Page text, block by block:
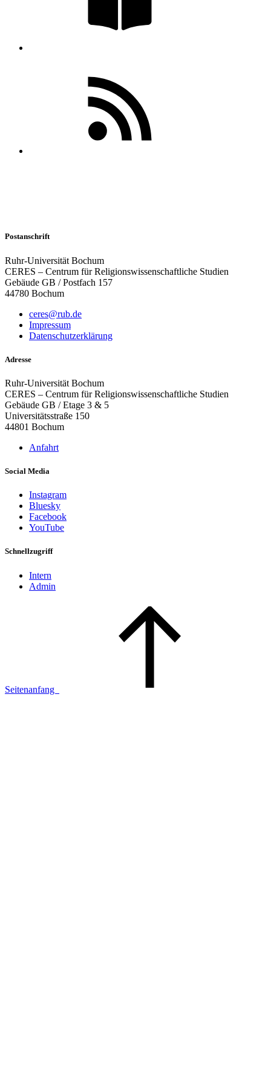
Postanschrift
Ruhr-Universität Bochum
CERES – Centrum für Religionswissenschaftliche Studien
Gebäude GB / Postfach 157
44780 Bochum
ceres@rub.de
Impressum
Datenschutzerklärung
Adresse
Ruhr-Universität Bochum
CERES – Centrum für Religionswissenschaftliche Studien
Gebäude GB / Etage 3 & 5
Universitätsstraße 150
44801 Bochum
Anfahrt
Social Media
Instagram
Bluesky
Facebook
YouTube
Schnellzugriff
Intern
Admin
Seitenanfang